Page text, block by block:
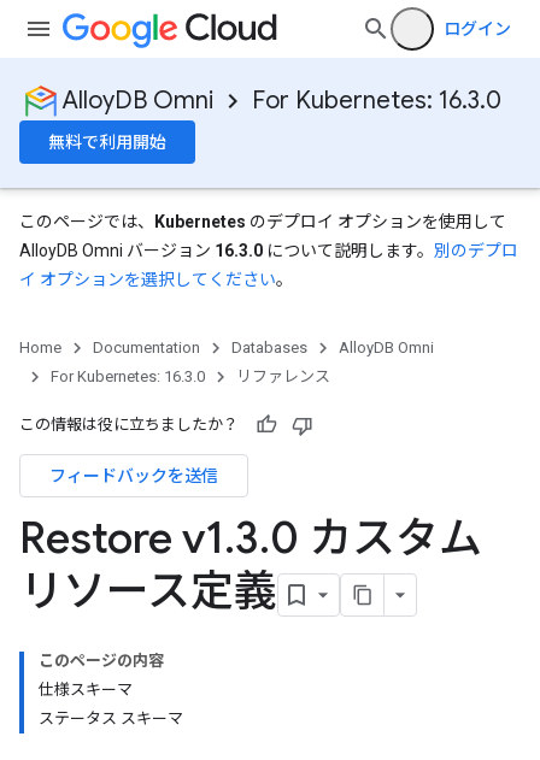
ログイン
AlloyDB Omni For Kubernetes: 16.3.0
無料で利用開始
このページでは、 Kubernetes のデプロイ オプションを使用して
AlloyDB Omni バージョン 16.3.0 について説明します。 別のデプロ
イ オプションを選択してください。
Home Documentation Databases
AlloyDB Omni
For Kubernetes: 16.3.0
リファレンス
この情報は役に立ちましたか？
フィードバックを送信
Restore v1.3.0 カスタム
リソース定義
このページの内容
仕様スキーマ
ステータス スキーマ